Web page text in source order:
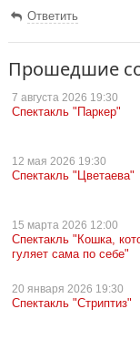
Ответить
Прошедшие
7 августа 2026 19:30
Спектакль "Паркер"
12 мая 2026 19:30
Спектакль "Цветаева"
15 марта 2026 12:00
Спектакль "Кошка,
гуляет сама по себе"
20 января 2026 19:30
Спектакль "Стриптиз"